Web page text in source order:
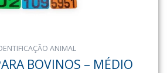
ANIMAL
BOVINOS – MÉDIO